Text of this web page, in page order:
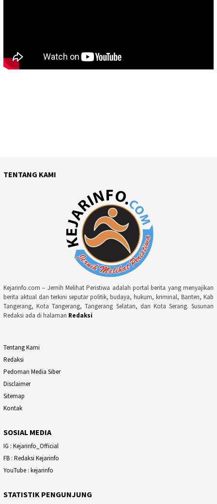
TENTANG KAMI
Kejarinfo.com – Jernih Melihat Peristiwa adalah portal berita yang menyajikan
berita aktual dan terkini seputar politik, budaya, hukum, kriminal, Banten, Kab
Tangerang, Kota Tangerang, Tangerang Selatan, dan Kota Serang. Susunan
Redaksi ada di halaman Redaksi
Tentang Kami
Redaksi
Pedoman Media Siber
Disclaimer
Sitemap
Kontak
SOSIAL MEDIA
IG : Kejarinfo_Official
FB : Redaksi Kejarinfo
YouTube : kejarinfo
STATISTIK PENGUNJUNG